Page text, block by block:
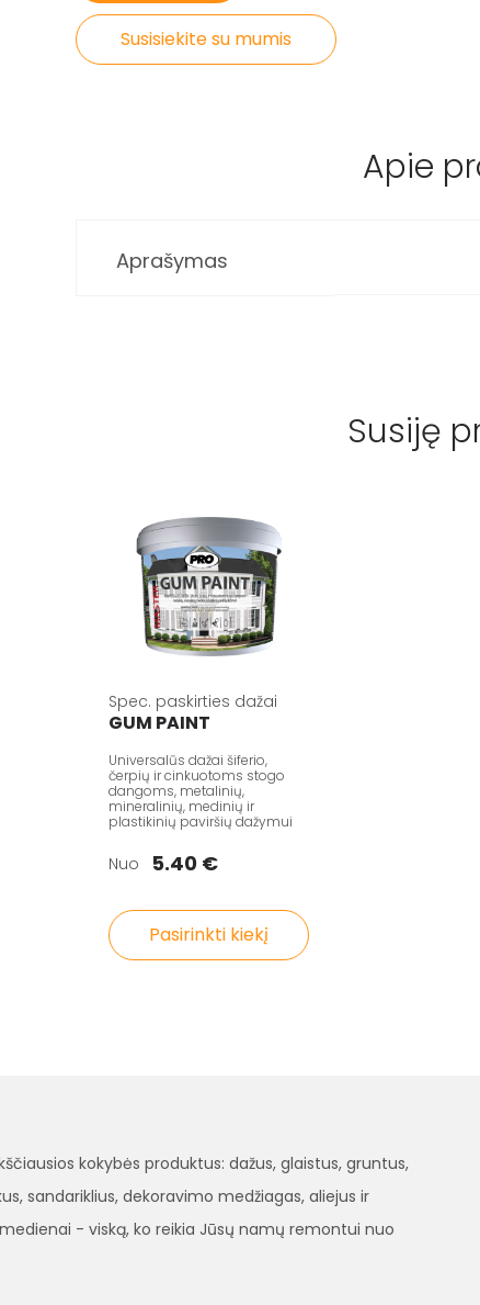
Susisiekite su mumis
Apie
Aprašymas
Susiję
Spec. paskirties dažai
GUM PAINT
Universalūs dažai šiferio,
čerpių ir cinkuotoms stogo
dangoms, metalinių,
mineralinių, medinių ir
plastikinių paviršių dažymui
Nuo 5.40 €
Pasirinkti kiekį
kokybės produktus: dažus, glaistus, gruntus,
sandariklius, dekoravimo medžiagas, aliejus ir
- viską, ko reikia Jūsų namų remontui nuo